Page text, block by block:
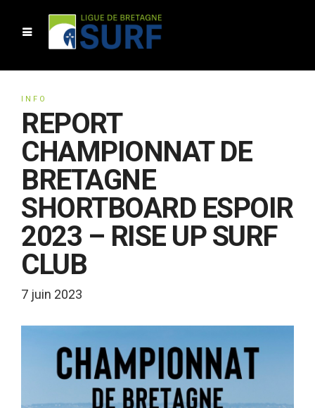
INFO
REPORT
CHAMPIONNAT DE
BRETAGNE
SHORTBOARD ESPOIR
2023 – RISE UP SURF
CLUB
7 juin 2023